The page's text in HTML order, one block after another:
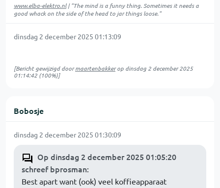
www.elba-elektro.nl| "The mind is a funny thing. Sometimes it needs a
good whack on the side of the head to jar things loose."
dinsdag 2 december 2025 01:13:09
[Bericht gewijzigd doormaartenbakkerop dinsdag 2 december 2025
01:14:42 (100%)]
Bobosje
dinsdag 2 december 2025 01:30:09
Op dinsdag 2 december 2025 01:05:20
schreef bprosman:
Best apart want (ook) veel koffieapparaat